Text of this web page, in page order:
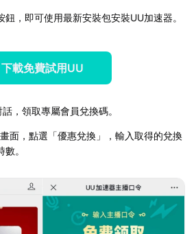
，即可使用最新安裝包安裝UU加速器。
下載免費試用UU
，領取專屬會員兌換碼。
面，點選「優惠兌換」，輸入取得的兌換
。